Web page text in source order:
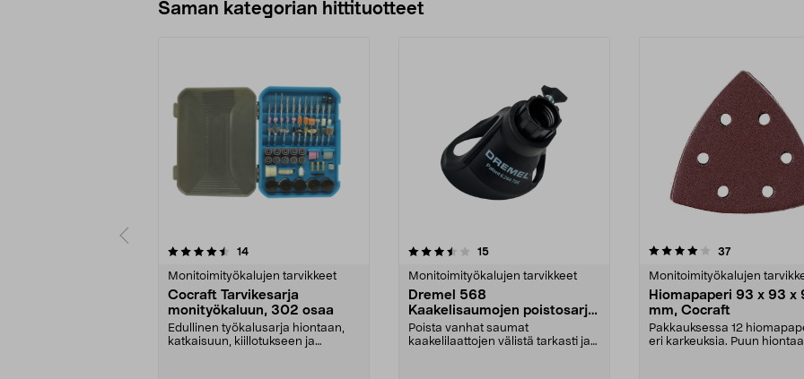
Saman kategorian hittituotteet
14arvostelut
Monitoimityökalujen tarvikkeet
Cocraft Tarvikesarja
monityökaluun, 302 osaa
Edullinen työkalusarja hiontaan,
katkaisuun, kiillotukseen ja
3.5 viidestä
15arvostelut
Monitoimityökalujen tarvikkeet
Dremel 568
Kaakelisaumojen poistosarja,
2 osaa
Poista vanhat saumat
kaakelilaattojen välistä tarkasti ja
4.0 viidestä
37arvostelut
Monitoimityökalujen
Hiomapaperi 93 x 93 x
mm, Cocraft
Pakkauksessa 12
eri karkeuksia. Puun
4.5 viidestä